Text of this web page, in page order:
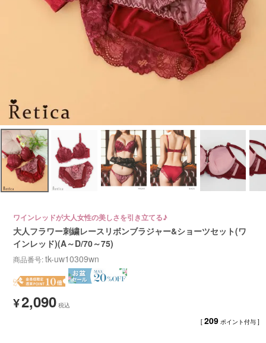
ワインレッドが大人女性の美しさを引き立てる♪
大人フラワー刺繍レースリボンブラジャー&ショーツセット(ワ
インレッド)(A～D/70～75)
商品番号 tk-uw10309wn
¥2,090
[ 209 ポイント付与 ]